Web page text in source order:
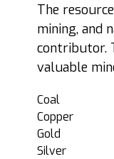
The
mining, and
contributor.
valuable
Coal
Copper
Gold
Silver